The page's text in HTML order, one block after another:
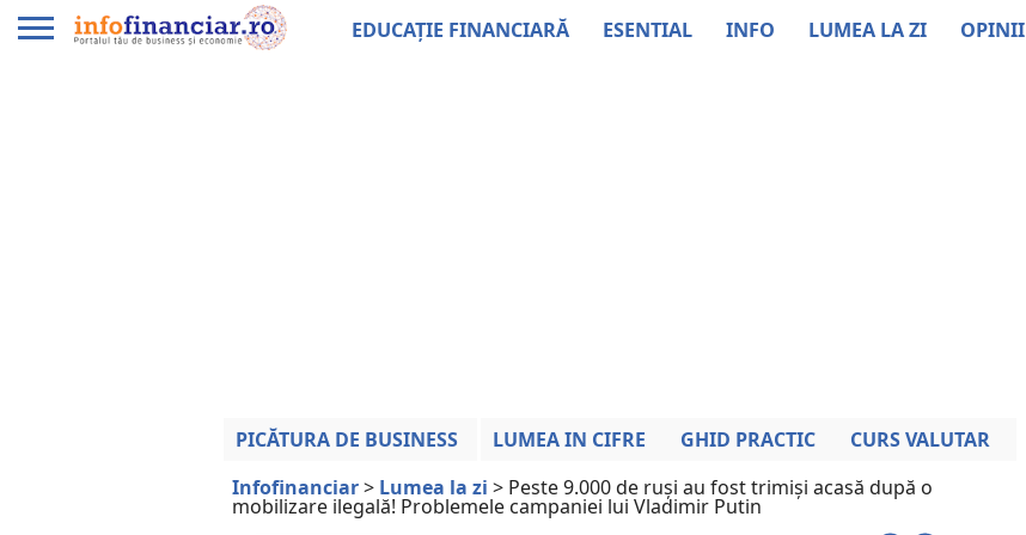
EDUCAȚIE FINANCIARĂ ESENTIAL INFO LUMEA LA ZI OPINII
PICĂTURA DE BUSINESS LUMEA IN CIFRE GHID PRACTIC
CURS VALUTAR
Infofinanciar> Lumea la zi > Peste 9.000 de ruși au fost trimiși acasă după o
mobilizare ilegală! Problemele campaniei lui Vladimir Putin